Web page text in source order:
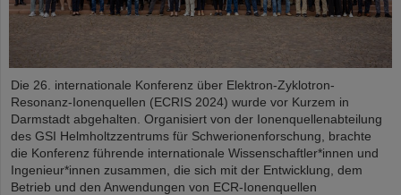
Die 26. internationale Konferenz über Elektron-Zyklotron-
Resonanz-Ionenquellen (ECRIS 2024) wurde vor Kurzem in
Darmstadt abgehalten. Organisiert von der Ionenquellenabteilung
des GSI Helmholtzzentrums für Schwerionenforschung, brachte
die Konferenz führende internationale Wissenschaftler*innen und
Ingenieur*innen zusammen, die sich mit der Entwicklung, dem
Betrieb und den Anwendungen von ECR-Ionenquellen